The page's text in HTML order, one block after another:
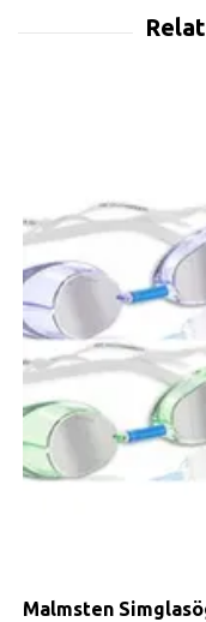
Malmsten